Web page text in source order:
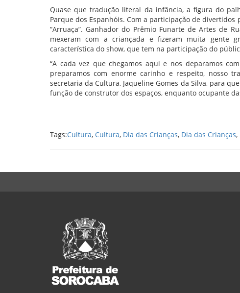
Quase que tradução literal da infância, a figura do
Parque dos Espanhóis. Com a participação de divertidos
“Arruaça”. Ganhador do Prêmio Funarte de Artes de
mexeram com a criançada e fizeram muita gente
característica do show, que tem na participação do
“A cada vez que chegamos aqui e nos deparamos
preparamos com enorme carinho e respeito, nosso
secretaria da Cultura, Jaqueline Gomes da Silva, para
função de construtor dos espaços, enquanto ocupante
Tags:Cultura, Cultura, Dia das Crianças, Dia das Crianças,